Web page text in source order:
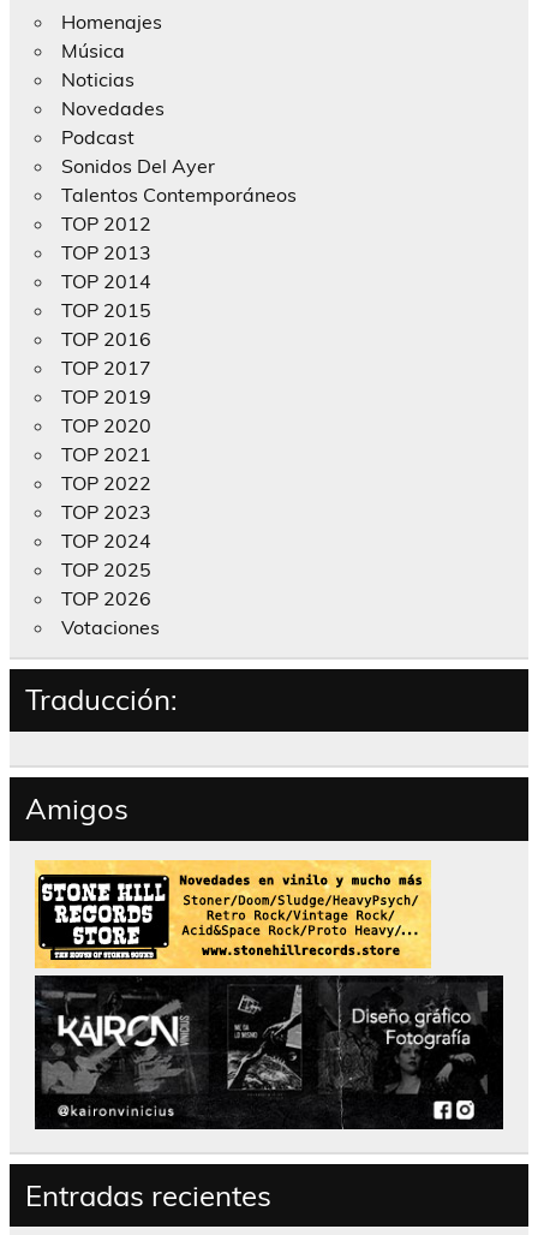
Homenajes
Música
Noticias
Novedades
Podcast
Sonidos Del Ayer
Talentos Contemporáneos
TOP 2012
TOP 2013
TOP 2014
TOP 2015
TOP 2016
TOP 2017
TOP 2019
TOP 2020
TOP 2021
TOP 2022
TOP 2023
TOP 2024
TOP 2025
TOP 2026
Votaciones
Traducción:
Amigos
Entradas recientes